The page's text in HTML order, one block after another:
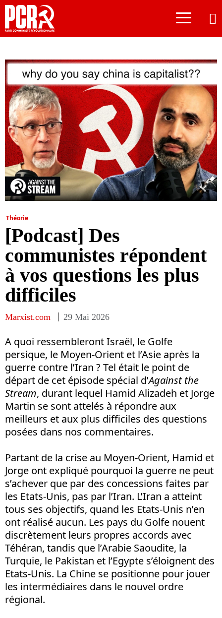
≡
Théorie
[Podcast] Des
communistes répondent
à vos questions les plus
difficiles
Marxist.com 29 Mai 2026
A quoi ressembleront Israël, le Golfe
persique, le Moyen-Orient et l’Asie après la
guerre contre l’Iran ? Tel était le point de
départ de cet épisode spécial d’Against the
Stream, durant lequel Hamid Alizadeh et Jorge
Martin se sont attelés à répondre aux
meilleurs et aux plus difficiles des questions
posées dans nos commentaires.
Partant de la crise au Moyen-Orient, Hamid et
Jorge ont expliqué pourquoi la guerre ne peut
s’achever que par des concessions faites par
les Etats-Unis, pas par l’Iran. L’Iran a atteint
tous ses objectifs, quand les Etats-Unis n’en
ont réalisé aucun. Les pays du Golfe nouent
discrètement leurs propres accords avec
Téhéran, tandis que l’Arabie Saoudite, la
Turquie, le Pakistan et l’Egypte s’éloignent des
Etats-Unis. La Chine se positionne pour jouer
les intermédiaires dans le nouvel ordre
régional.